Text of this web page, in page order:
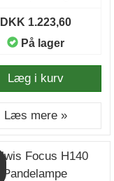
DKK 1.223,60
På lager
Læg i kurv
Læs mere »